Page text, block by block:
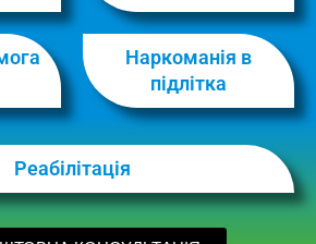
Наркоманія в
підлітка
Реабілітація